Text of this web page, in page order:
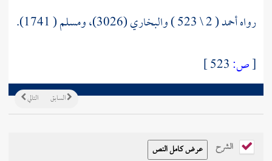
رواه أحمد ( 2 \ 523 ) والبخاري (3026)، ومسلم ( 1741).
[ص:
التالي السابق
الشرح